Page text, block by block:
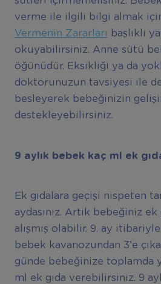
verme ile ilgili bilgi almak
Vermenin Zararları
başlıklı
okuyabilirsiniz. Anne sütü
öğünüdür. Eksikliği ya da
doktorunuzun tavsiyesi ile
besleyerek bebeğinizin
destekleyebilirsiniz.
9 aylık bebek kaç ml ek
Ek gıdalara geçişi nispeten
aydasınız. Artık bebeğiniz ek
alışmış olabilir. 9. ay
bebek kavanozundan 3’e
günde bebeğinize toplamda
ml ek gıda verebilirsiniz. 9